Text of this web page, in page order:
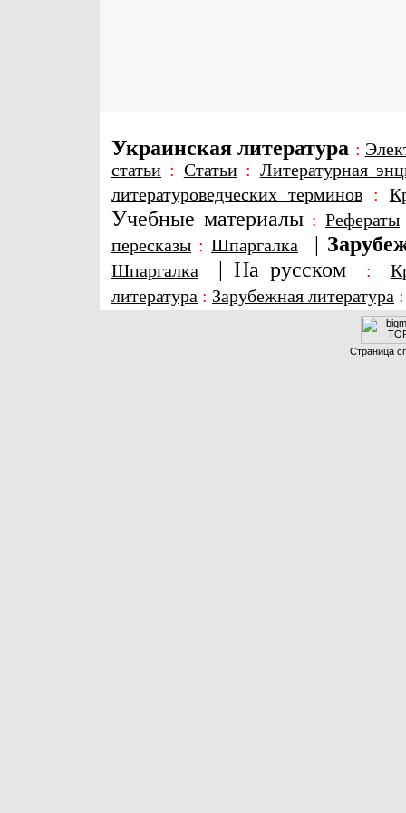
Украинская литература :
статьи : Статьи: Литературная
литературоведческих терминов:
Учебные материалы : Рефераты
пересказы : Шпаргалка |
Шпаргалка | На русском :
литература : Зарубежная литература
Страница